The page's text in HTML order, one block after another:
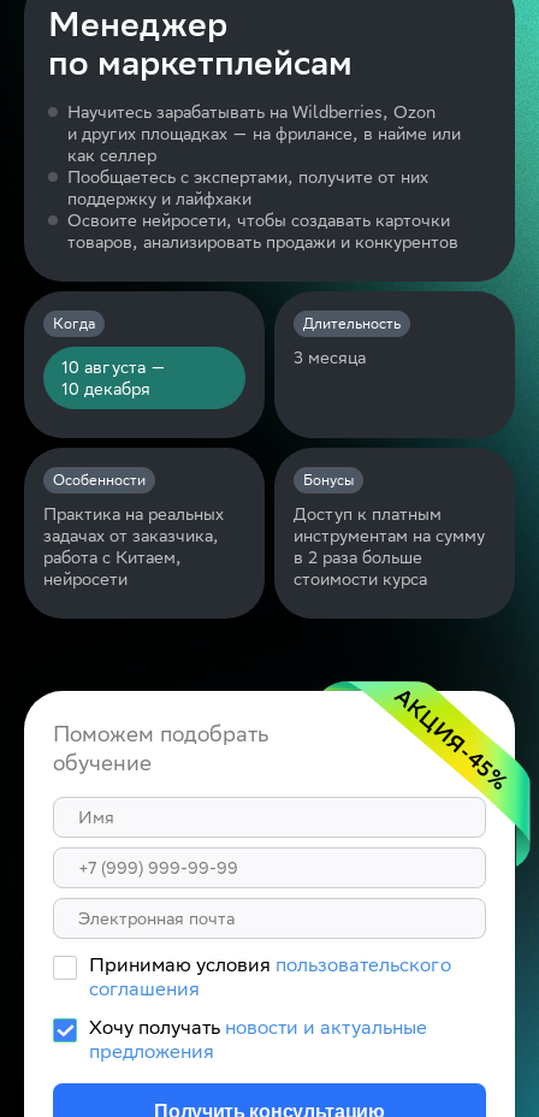
Менеджер
по маркетплейсам
Научитесь зарабатывать на Wildberries, Ozon
и других площадках — на фрилансе, в найме или
как селлер
Пообщаетесь с экспертами, получите от них
поддержку и лайфхаки
Освоите нейросети, чтобы создавать карточки
товаров, анализировать продажи и конкурентов
Когда
10 августа —
10 декабря
Длительность
3 месяца
Особенности
Практика на реальных
задачах от заказчика,
работа с Китаем,
нейросети
Бонусы
Доступ к платным
инструментам на сумму
в 2 раза больше
стоимости курса
АКЦИЯ
-45
%
Поможем подобрать
обучение
Принимаю условия пользовательского
соглашения
Хочу получать новости и актуальные
предложения
Получить консультацию